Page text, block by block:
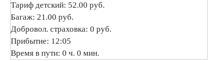
Тариф детский: 52.00 руб.
Багаж: 21.00 руб.
Добровол. страховка: 0 руб.
Прибытие: 12:05
Время в пути: 0 ч. 0 мин.